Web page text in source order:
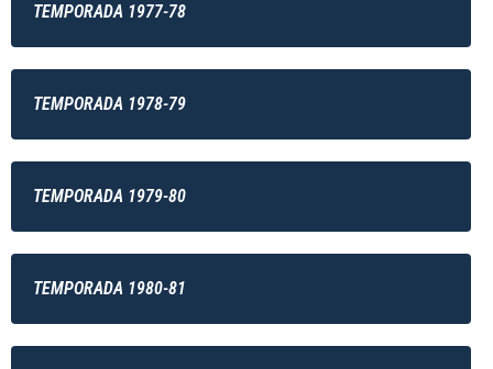
TEMPORADA 1977-78
TEMPORADA 1978-79
TEMPORADA 1979-80
TEMPORADA 1980-81